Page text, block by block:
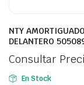
NTY
DELANTERO
Consultar
En Stock